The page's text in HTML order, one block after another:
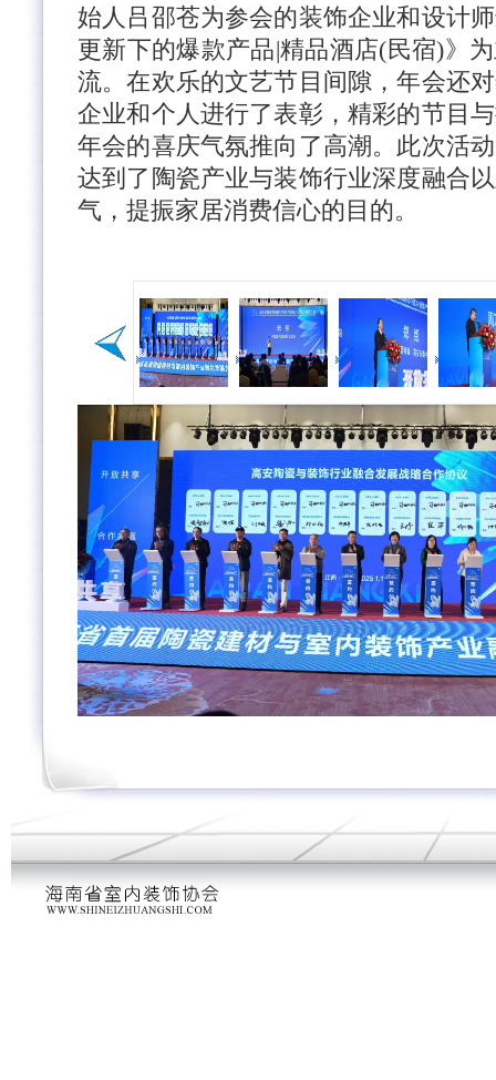
始人吕邵苍为参会的装饰企业和设计
更新下的爆款产品|精品酒店(民宿)》
流。在欢乐的文艺节目间隙，年会还
企业和个人进行了表彰，精彩的节目
年会的喜庆气氛推向了高潮。此次活
达到了陶瓷产业与装饰行业深度融合
气，提振家居消费信心的目的。